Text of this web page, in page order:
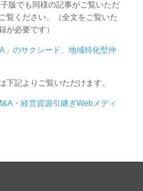
版でも同様の記事がご覧いただ
覧ください。（全文をご覧いた
が必要です）
」のサクシード、地域特化型仲
下記よりご覧いただけます。
・経営資源引継ぎWebメディ